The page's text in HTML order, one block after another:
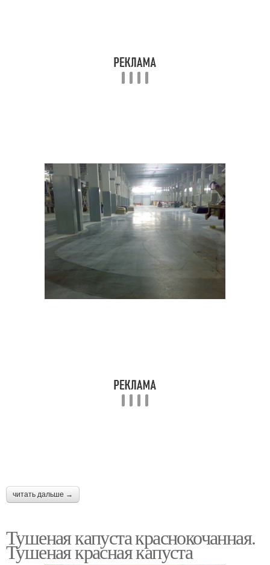
читать дальше →
Тушеная капуста краснокочанная.
Тушеная красная капуста